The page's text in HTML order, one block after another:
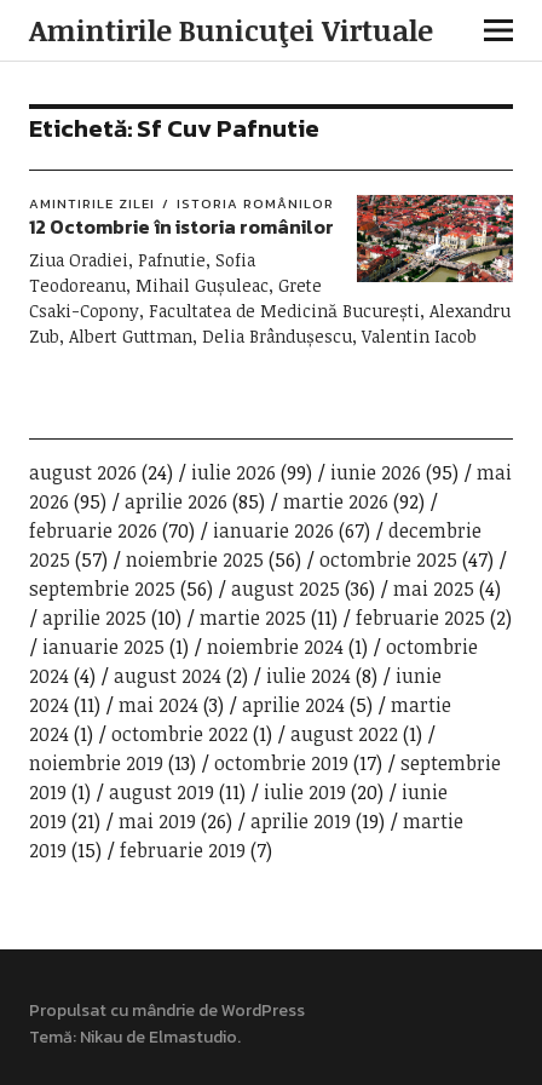
Amintirile Bunicuţei Virtuale
Etichetă:Sf Cuv Pafnutie
AMINTIRILE ZILEI ISTORIA ROMÂNILOR
12 Octombrie în istoria românilor
Ziua Oradiei, Pafnutie, Sofia
Teodoreanu, Mihail Gușuleac, Grete
Csaki-Copony, Facultatea de Medicină București, Alexandru
Zub, Albert Guttman, Delia Brândușescu, Valentin Iacob
august 2026 (24) iulie 2026 (99) iunie 2026 (95)
mai
2026 (95) aprilie 2026 (85) martie 2026 (92)
februarie 2026 (70) ianuarie 2026 (67)
decembrie
2025 (57) noiembrie 2025 (56) octombrie 2025 (47)
septembrie 2025 (56) august 2025 (36) mai 2025 (4)
aprilie 2025 (10) martie 2025 (11) februarie 2025 (2)
ianuarie 2025 (1) noiembrie 2024(1)
octombrie
2024(4) august 2024(2) iulie 2024(8)
iunie
2024(11) mai 2024(3) aprilie 2024(5)
martie
2024(1) octombrie 2022(1) august 2022(1)
noiembrie 2019 (13) octombrie 2019 (17)
septembrie
2019 (1) august 2019 (11) iulie 2019 (20)
iunie
2019 (21) mai 2019 (26) aprilie 2019 (19)
martie
2019 (15) februarie 2019 (7)
Propulsat cu mândrie de WordPress
Temă: Nikau deElmastudio.